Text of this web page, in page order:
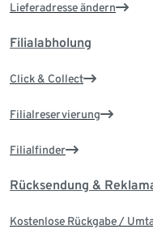
Lieferadresse ändern
Filialabholung
Click & Collect
Filialreservierung
Filialfinder
Rücksendung &
Kostenlose Rückgabe /